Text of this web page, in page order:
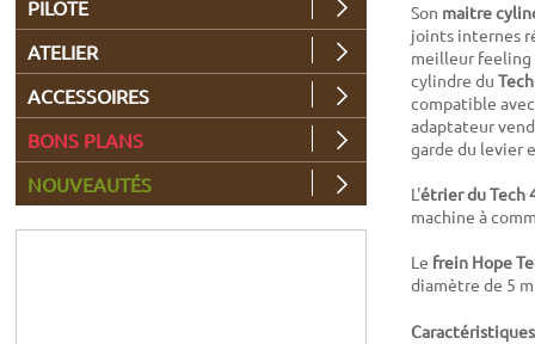
Son maitre
joints internes
meilleur feeling
cylindre du
compatible
adaptateur
garde du levier
L'étrier du Tech
machine à
Le frein Hope
diamètre de 5
PILOTE
ATELIER
ACCESSOIRES
BONS PLANS
NOUVEAUTÉS